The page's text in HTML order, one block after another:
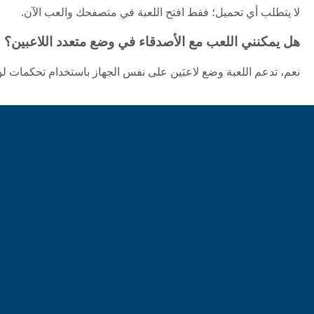
لا يتطلب أي تحميل؛ فقط افتح اللعبة في متصفحك والعب الآن.
هل يمكنني اللعب مع الأصدقاء في وضع متعدد اللاعبين؟
نعم، تدعم اللعبة وضع لاعبَين على نفس الجهاز باستخدام تحكمات